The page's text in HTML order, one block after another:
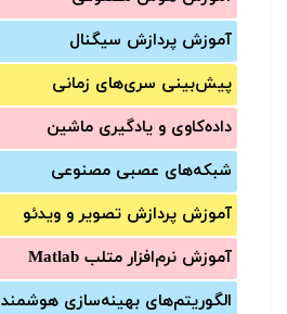
آموزش‌ پردازش سیگنال
پیش‌‌بینی سری‌‌های زمانی
داده‌کاوی و یادگیری ماشین
شبکه‌های عصبی مصنوعی
آموزش‌ پردازش تصویر و ویدئو
آموزش‌ نرم‌افزار متلب Matlab
الگوریتم‌های بهینه‌سازی هوشمند